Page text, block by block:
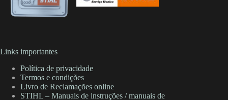
Links importantes
Política de privacidade
Termos e condições
Livro de Reclamações online
STIHL – Manuais de instruções / manuais de